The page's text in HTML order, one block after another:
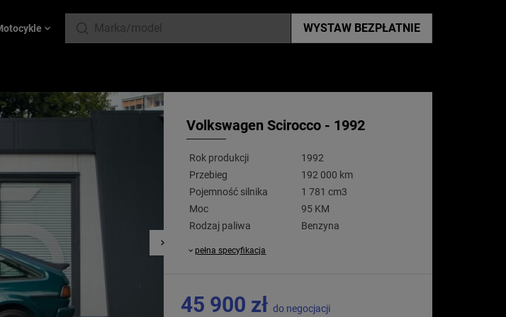
WYSTAW BEZPŁATNIE
Volkswagen Scirocco - 1992
Rok produkcji
1992
Przebieg
192 000 km
Pojemność silnika
1 781 cm3
Moc
95 KM
Rodzaj paliwa
Benzyna
pełna specyfikacja
45 900 złdo negocjacji